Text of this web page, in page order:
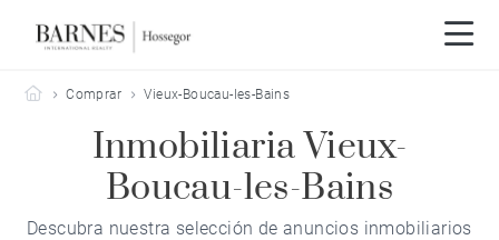
Barnes Hossegor
Comprar Vieux-Boucau-les-Bains
Inmobiliaria Vieux-
Boucau-les-Bains
Descubra nuestra selección de anuncios inmobiliarios